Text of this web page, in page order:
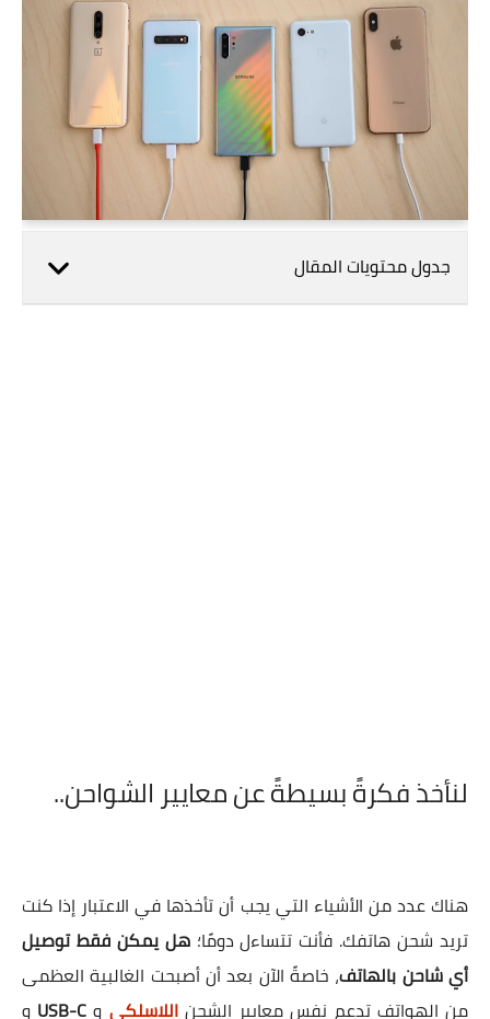
جدول محتويات المقال
لنأخذ فكرةً بسيطةً عن معايير الشواحن..
هناك عدد من الأشياء التي يجب أن تأخذها في الاعتبار إذا كنت
تريد شحن هاتفك. فأنت تتساءل دومًا؛هل يمكن فقط توصيل
أي شاحن بالهاتف، خاصةً الآن بعد أن أصبحت الغالبية العظمى
من الهواتف تدعم نفس معايير الشحناللاسلكي و USB-C و